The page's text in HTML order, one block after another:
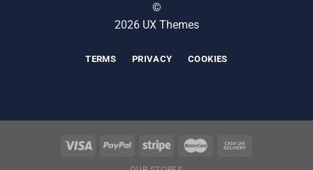
©
2026 UX Themes
TERMS PRIVACY COOKIES